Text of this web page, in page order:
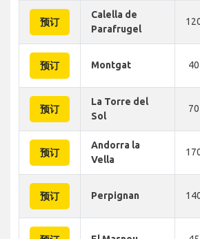
预订
Calella de
Parafrugel
预订 Montgat 40
预订
La Torre del
Sol
70
预订
Andorra la
Vella
预订 Perpignan